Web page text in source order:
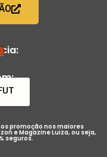
promoção nos maiores
e Magazine Luiza, ou seja,
seguros.